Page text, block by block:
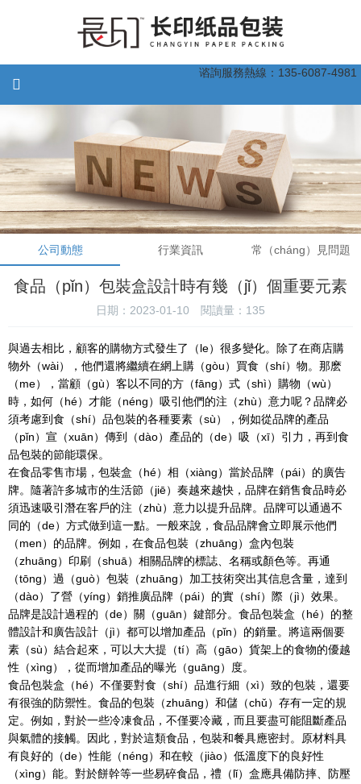
谘詢服務熱線：135-6087-4981
公司動態 行業資訊 常（cháng）見問題
食品（pǐn）包裝盒設計時有幾（jǐ）個重要元素
日期：2023-01-10 閱讀量： 135
與過去相比，顧客的購物方式發生了（le）很多變化。除了在商店購
物外（wài），他們還將繼續在網上購（gòu）買食（shí）物。那麽
（me），當顧（gù）客以不同的方（fāng）式（shì）購物（wù）
時，如何（hé）才能（néng）吸引他們的注（zhù）意力呢？品牌必
須考慮到食（shí）品包裝的各種要素（sù），例如從品牌的產品
（pǐn）宣（xuān）傳到（dào）產品的（de）吸（xī）引力，再到食
品包裝的節能環保。
在食品零售市場，包裝盒（hé）相（xiàng）當於品牌（pái）的廣告
牌。隨著許多城市的生活節（jiē）奏越來越快，品牌在銷售食品時必
須迅速吸引潛在客戶的注（zhù）意力以提升品牌。品牌可以通過不
同的（de）方式做到這一點。一般來說，食品品牌會立即展示他們
（men）的品牌。例如，在食品包裝（zhuāng）盒內包裝
（zhuāng）印刷（shuā）相關品牌的標誌、名稱或顏色等。再通
（tōng）過（guò）包裝（zhuāng）加工技術突出其信息含量，達到
（dào）了營（yíng）銷推廣品牌（pái）的實（shí）際（jì）效果。
品牌是設計過程的（de）關（guān）鍵部分。食品包裝盒（hé）的整
體設計和廣告設計（jì）都可以增加產品（pǐn）的銷量。將這兩個要
素（sù）結合起來，可以大大提（tí）高（gāo）貨架上的食物的優越
性（xìng），從而增加產品的曝光（guāng）度。
食品包裝盒（hé）不僅要對食（shí）品進行細（xì）致的包裝，還要
有很強的防禦性。食品的包裝（zhuāng）和儲（chǔ）存有一定的規
定。例如，對於一些冷凍食品，不僅要冷藏，而且要盡可能阻斷產品
與氣體的接觸。因此，對於這類食品，包裝和餐具應密封。原材料具
有良好的（de）性能（néng）和在較（jiào）低溫度下的良好性
（xìng）能。對於餅幹等一些易碎食品，禮（lǐ）盒應具備防摔、防壓